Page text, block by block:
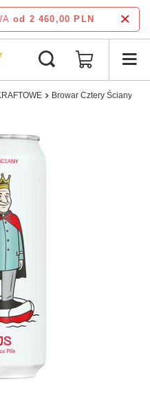
od 2 460,00 PLN
Browar Cztery Ściany: